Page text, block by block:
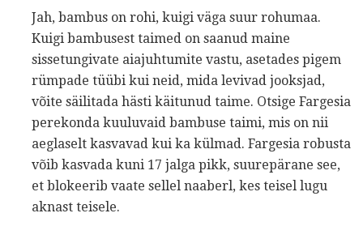
Jah, bambus on rohi, kuigi väga suur rohumaa.
Kuigi bambusest taimed on saanud maine
sissetungivate aiajuhtumite vastu, asetades pigem
rümpade tüübi kui neid, mida levivad jooksjad,
võite säilitada hästi käitunud taime. Otsige Fargesia
perekonda kuuluvaid bambuse taimi, mis on nii
aeglaselt kasvavad kui ka külmad. Fargesia robusta
võib kasvada kuni 17 jalga pikk, suurepärane see,
et blokeerib vaate sellel naaberl, kes teisel lugu
aknast teisele.